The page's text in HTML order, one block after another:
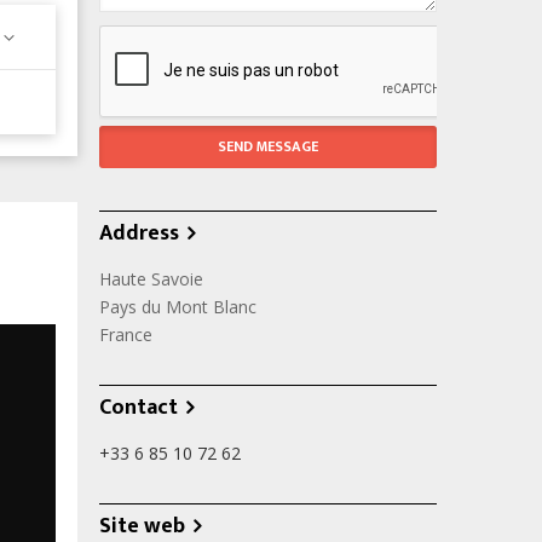
Address
Haute Savoie
Pays du Mont Blanc
France
Contact
+33 6 85 10 72 62
Site web